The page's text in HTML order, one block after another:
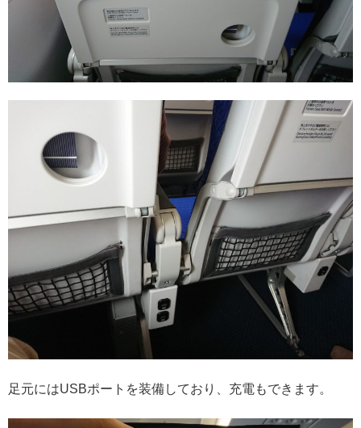
足元にはUSBポートを装備しており、充電もできます。